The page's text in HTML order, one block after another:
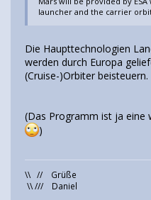
launcher and the carrier
Die Haupttechnologien
werden durch Europa
(Cruise-)Orbiter beisteuern.
(Das Programm ist ja eine
)
\\ // Grüße
\\ /// Daniel